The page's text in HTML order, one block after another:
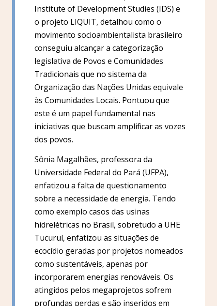
Institute of Development Studies (IDS) e
o projeto LIQUIT, detalhou como o
movimento socioambientalista brasileiro
conseguiu alcançar a categorização
legislativa de Povos e Comunidades
Tradicionais que no sistema da
Organização das Nações Unidas equivale
às Comunidades Locais. Pontuou que
este é um papel fundamental nas
iniciativas que buscam amplificar as vozes
dos povos.
Sônia Magalhães, professora da
Universidade Federal do Pará (UFPA),
enfatizou a falta de questionamento
sobre a necessidade de energia. Tendo
como exemplo casos das usinas
hidrelétricas no Brasil, sobretudo a UHE
Tucuruí, enfatizou as situações de
ecocídio geradas por projetos nomeados
como sustentáveis, apenas por
incorporarem energias renováveis. Os
atingidos pelos megaprojetos sofrem
profundas perdas e são inseridos em